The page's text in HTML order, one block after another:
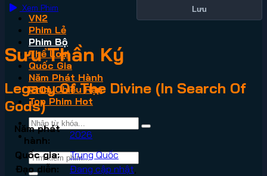
VN2
Phim Lẻ
Phim Bộ
Thể Loại
Quốc Gia
Năm Phát Hành
Phim Chiếu Rạp
Top Phim Hot
Xem Phim Lưu
Sưu Thần Ký
Legacy Of The Divine (In Search Of
Gods)
Năm phát
hành:
2026
Quốc gia:
Trung Quốc
Đạo diễn:
Đang cập nhật